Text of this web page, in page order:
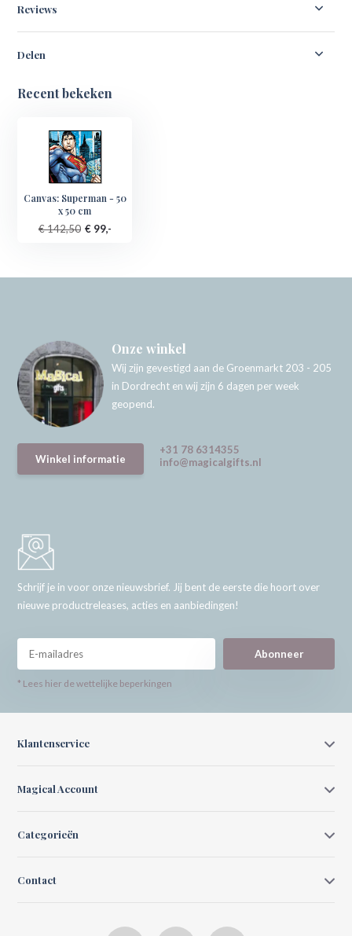
Reviews
Delen
Recent bekeken
Canvas: Superman - 50
x 50 cm
€ 142,50 € 99,-
Onze winkel
Wij zijn gevestigd aan de Groenmarkt 203 - 205
in Dordrecht en wij zijn 6 dagen per week
geopend.
Winkel informatie
+31 78 6314355
info@magicalgifts.nl
Schrijf je in voor onze nieuwsbrief. Jij bent de eerste die hoort over
nieuwe productreleases, acties en aanbiedingen!
Abonneer
* Lees hier de wettelijke beperkingen
Klantenservice
Magical Account
Categorieën
Contact